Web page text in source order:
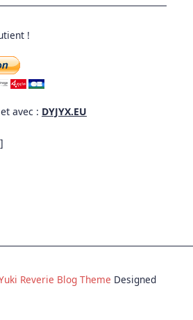
!
avec : DYJYX.EU
Reverie Blog Theme Designed